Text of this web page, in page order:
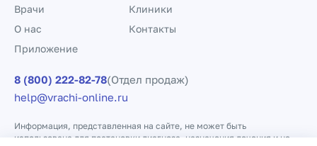
Врачи
Клиники
О нас
Контакты
Приложение
8 (800) 222-82-78(Отдел продаж)
help@vrachi-online.ru
Информация, представленная на сайте, не может быть
использована для постановки диагноза, назначения лечения и не